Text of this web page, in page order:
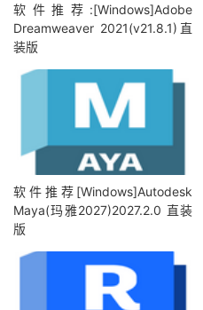
软件推荐:[Windows]Adobe
Dreamweaver 2021(v21.8.1)直
装版
软件推荐[Windows]Autodesk
Maya(玛雅2027)2027.2.0 直装
版